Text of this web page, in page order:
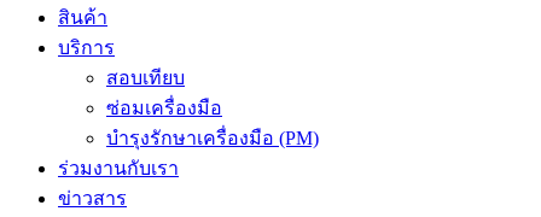
สินค้า
บริการ
สอบเทียบ
ซ่อมเครื่องมือ
บำรุงรักษาเครื่องมือ (PM)
ร่วมงานกับเรา
ข่าวสาร